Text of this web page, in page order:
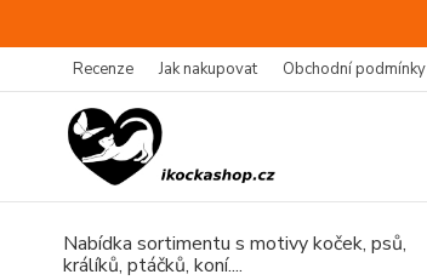
Recenze Jak nakupovat Obchodní podmínky
Nabídka sortimentu s motivy koček, psů,
králíků, ptáčků, koní....